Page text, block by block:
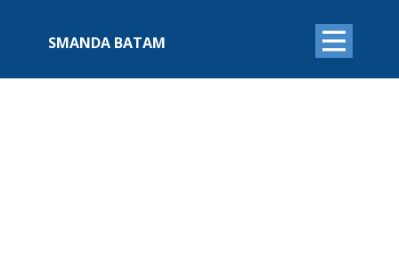
SMANDA BATAM